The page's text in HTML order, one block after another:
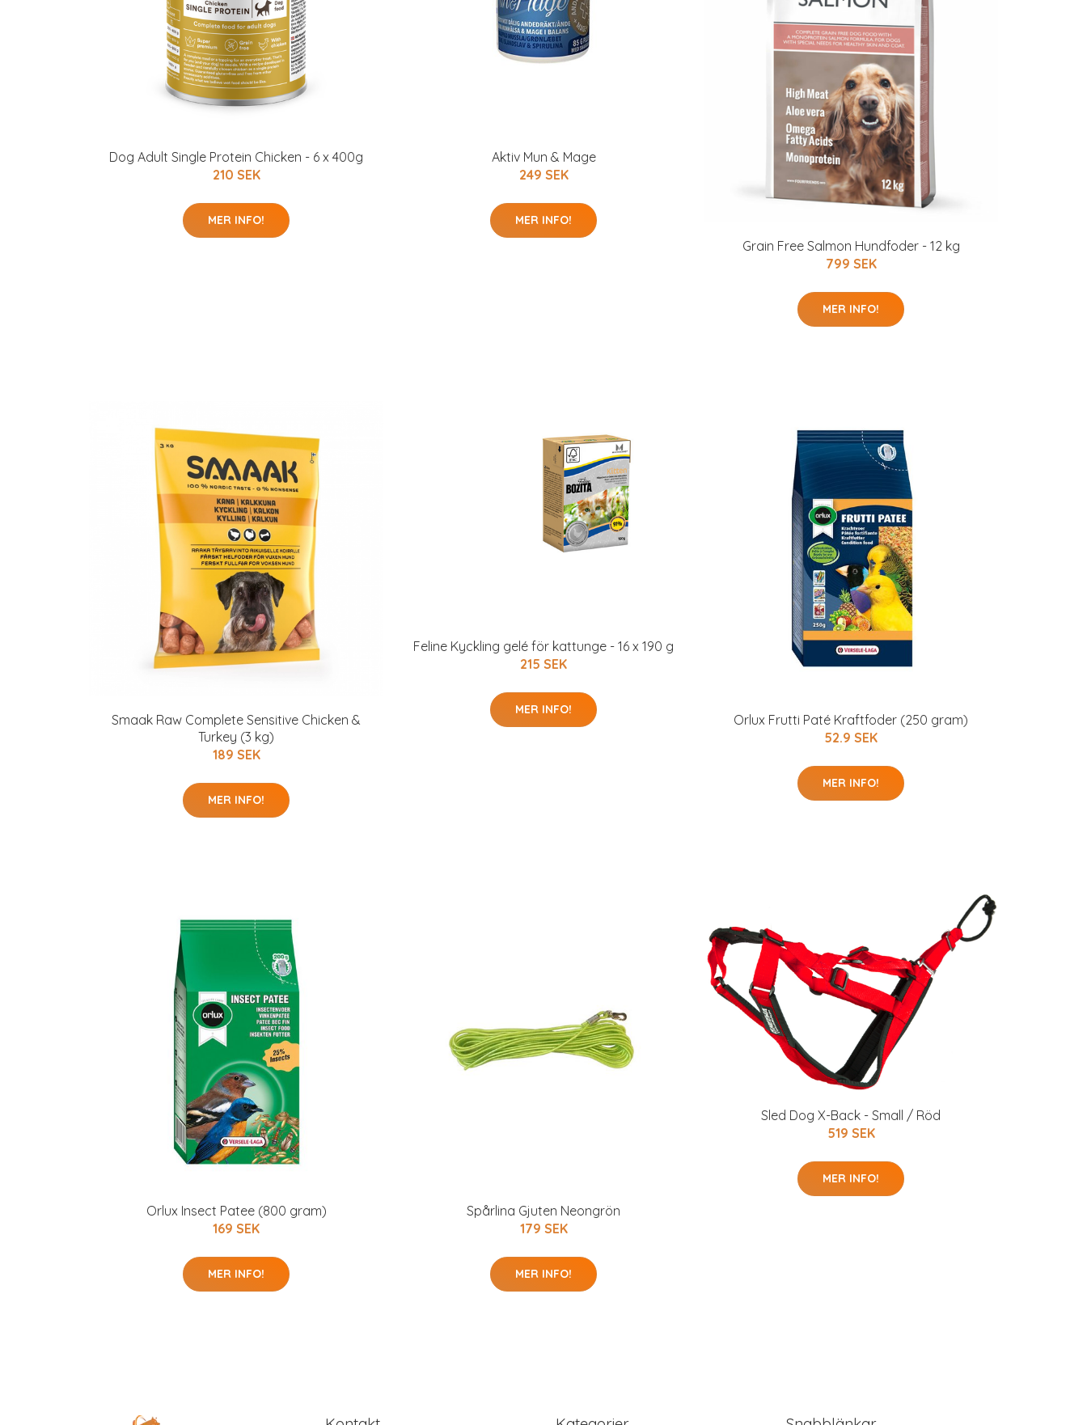
Dog Adult Single Protein Chicken - 6 x 400g
210 SEK
MER INFO!
Aktiv Mun & Mage
249 SEK
MER INFO!
Grain Free Salmon Hundfoder - 12 kg
799 SEK
MER INFO!
Smaak Raw Complete Sensitive Chicken &
Turkey (3 kg)
189 SEK
MER INFO!
Feline Kyckling gelé för kattunge - 16 x 190 g
215 SEK
MER INFO!
Orlux Frutti Paté Kraftfoder (250 gram)
52.9 SEK
MER INFO!
Orlux Insect Patee (800 gram)
169 SEK
MER INFO!
Spårlina Gjuten Neongrön
179 SEK
MER INFO!
Sled Dog X-Back - Small / Röd
519 SEK
MER INFO!